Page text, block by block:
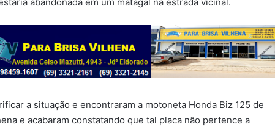
abandonada em um matagal na estrada vicinal.
a situação e encontraram a motoneta Honda Biz 125 de
e acabaram constatando que tal placa não pertence a